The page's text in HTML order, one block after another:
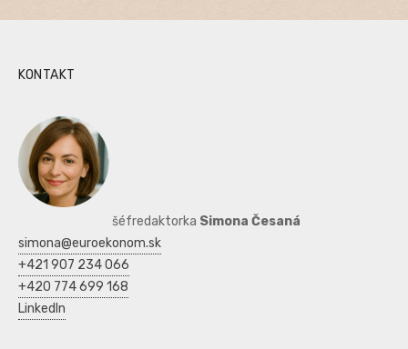
KONTAKT
šéfredaktorka Simona Česaná
simona@euroekonom.sk
+421 907 234 066
+420 774 699 168
LinkedIn